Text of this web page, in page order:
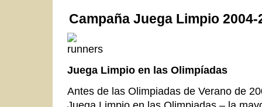
Campaña Juega Limpio 2004-
Juega Limpio en las Olimpíadas
Antes de las Olimpiadas de Verano de